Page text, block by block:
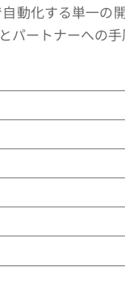
化する単一の
ートナーへの